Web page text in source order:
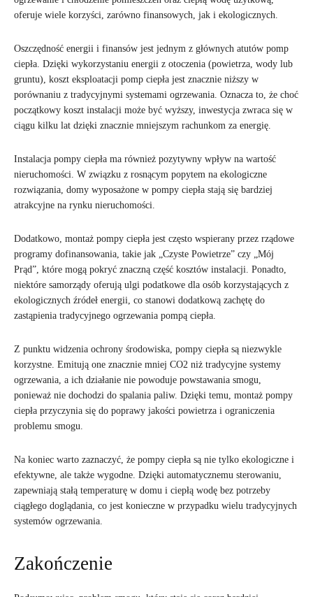
oferuje wiele korzyści, zarówno finansowych, jak i ekologicznych.
Oszczędność energii i finansów jest jednym z głównych atutów pomp
ciepła. Dzięki wykorzystaniu energii z otoczenia (powietrza, wody lub
gruntu), koszt eksploatacji pomp ciepła jest znacznie niższy w
porównaniu z tradycyjnymi systemami ogrzewania. Oznacza to, że choć
początkowy koszt instalacji może być wyższy, inwestycja zwraca się w
ciągu kilku lat dzięki znacznie mniejszym rachunkom za energię.
Instalacja pompy ciepła ma również pozytywny wpływ na wartość
nieruchomości. W związku z rosnącym popytem na ekologiczne
rozwiązania, domy wyposażone w pompy ciepła stają się bardziej
atrakcyjne na rynku nieruchomości.
Dodatkowo, montaż pompy ciepła jest często wspierany przez rządowe
programy dofinansowania, takie jak „Czyste Powietrze” czy „Mój
Prąd”, które mogą pokryć znaczną część kosztów instalacji. Ponadto,
niektóre samorządy oferują ulgi podatkowe dla osób korzystających z
ekologicznych źródeł energii, co stanowi dodatkową zachętę do
zastąpienia tradycyjnego ogrzewania pompą ciepła.
Z punktu widzenia ochrony środowiska, pompy ciepła są niezwykle
korzystne. Emitują one znacznie mniej CO2 niż tradycyjne systemy
ogrzewania, a ich działanie nie powoduje powstawania smogu,
ponieważ nie dochodzi do spalania paliw. Dzięki temu, montaż pompy
ciepła przyczynia się do poprawy jakości powietrza i ograniczenia
problemu smogu.
Na koniec warto zaznaczyć, że pompy ciepła są nie tylko ekologiczne i
efektywne, ale także wygodne. Dzięki automatycznemu sterowaniu,
zapewniają stałą temperaturę w domu i ciepłą wodę bez potrzeby
ciągłego doglądania, co jest konieczne w przypadku wielu tradycyjnych
systemów ogrzewania.
Zakończenie